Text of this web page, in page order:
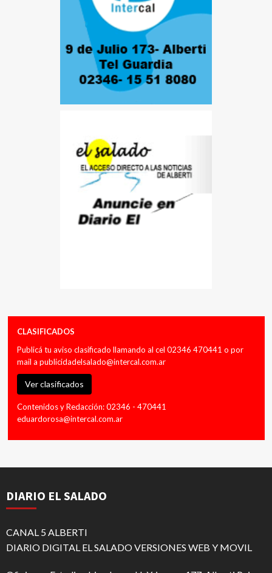
CLASIFICADOS
Publicá tu aviso clasificado llamando al cel 02346 470441 o por
mail a publicidadelsalado@intercal.com.ar
Ver clasificados
Contenidos y Redacción: 02346 - 470441
eduardorosa@intercal.com.ar
DIARIO EL SALADO
CANAL 5 ALBERTI
DIARIO DIGITAL EL SALADO VERSIONES WEB Y MOVIL